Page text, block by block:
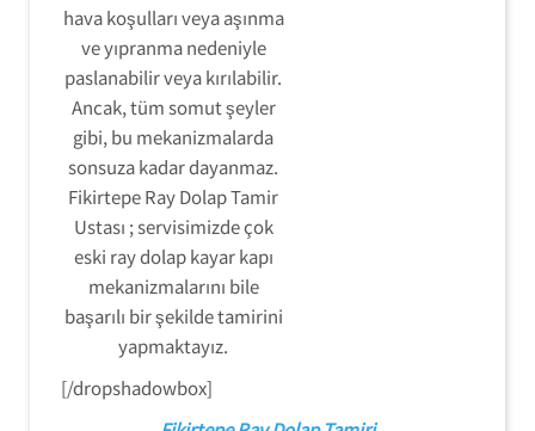
hava koşulları veya aşınma
ve yıpranma nedeniyle
paslanabilir veya kırılabilir.
Ancak, tüm somut şeyler
gibi, bu mekanizmalarda
sonsuza kadar dayanmaz.
Fikirtepe Ray Dolap Tamir
Ustası ; servisimizde çok
eski ray dolap kayar kapı
mekanizmalarını bile
başarılı bir şekilde tamirini
yapmaktayız.
[/dropshadowbox]